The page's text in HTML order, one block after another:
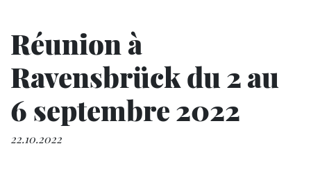
Réunion à
Ravensbrück du 2 au
6 septembre 2022
22.10.2022